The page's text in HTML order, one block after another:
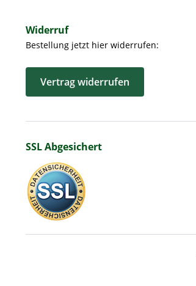
Widerruf
Bestellung jetzt hier widerrufen:
Vertrag widerrufen
SSL Abgesichert